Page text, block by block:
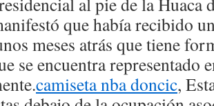
que había recibido
meses atrás que tiene
se encuentra representado
camiseta nba doncic,